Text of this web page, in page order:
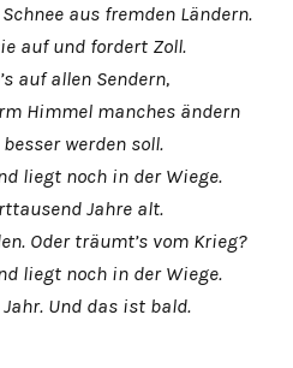
aus fremden Ländern.
auf und fordert Zoll.
auf allen Sendern,
Himmel manches ändern
werden soll.
liegt noch in der Wiege.
Jahre alt.
Oder träumt’s vom Krieg?
liegt noch in der Wiege.
Und das ist bald.